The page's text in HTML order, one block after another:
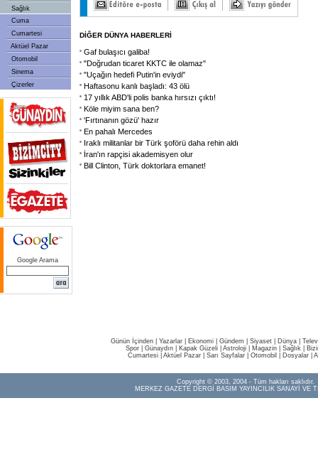
Sağlık
Cuma
Cumartesi
Aktüel Pazar
Otomobil
Sinema
Çizerler
Google Arama
DİĞER DÜNYA HABERLERİ
Gaf bulaşıcı galiba!
"Doğrudan ticaret KKTC ile olamaz"
"Uçağın hedefi Putin'in eviydi"
Haftasonu kanlı başladı: 43 ölü
17 yıllık ABD'li polis banka hırsızı çıktı!
Köle miyim sana ben?
'Fırtınanın gözü' hazır
En pahalı Mercedes
Iraklı militanlar bir Türk şoförü daha rehin aldı
İran'ın rapçisi akademisyen olur
Bill Clinton, Türk doktorlara emanet!
Günün İçinden Yazarlar Ekonomi Gündem Siyaset Dünya |
Spor
Günaydın Kapak Güzeli Astroloji Magazin Sağlık
Cumartesi| Aktüel Pazar| Sarı Sayfalar| Otomobil Dosyalar|
Copyright © 2003, 2004 - Tüm hakları saklıdır.
MERKEZ GAZETE DERGİ BASIM YAYINCILIK SANAYİ VE